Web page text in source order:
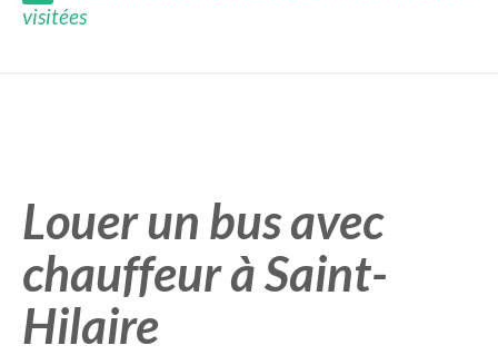
visitées
Louer un bus avec
chauffeur à Saint-
Hilaire